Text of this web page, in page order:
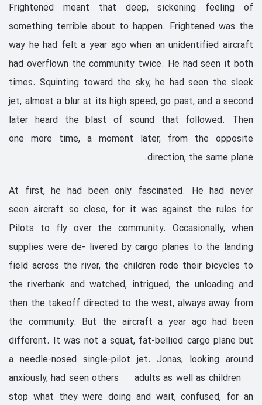
Frightened meant that deep, sickening feeling of
something terrible about to happen. Frightened was the
way he had felt a year ago when an unidentified aircraft
had overflown the community twice. He had seen it both
times. Squinting toward the sky, he had seen the sleek
jet, almost a blur at its high speed, go past, and a second
later heard the blast of sound that followed. Then
one more time, a moment later, from the opposite
direction, the same plane.
At first, he had been only fascinated. He had never
seen aircraft so close, for it was against the rules for
Pilots to fly over the community. Occasionally, when
supplies were de- livered by cargo planes to the landing
field across the river, the children rode their bicycles to
the riverbank and watched, intrigued, the unloading and
then the takeoff directed to the west, always away from
the community. But the aircraft a year ago had been
different. It was not a squat, fat-bellied cargo plane but
a needle-nosed single-pilot jet. Jonas, looking around
anxiously, had seen others — adults as well as children —
stop what they were doing and wait, confused, for an